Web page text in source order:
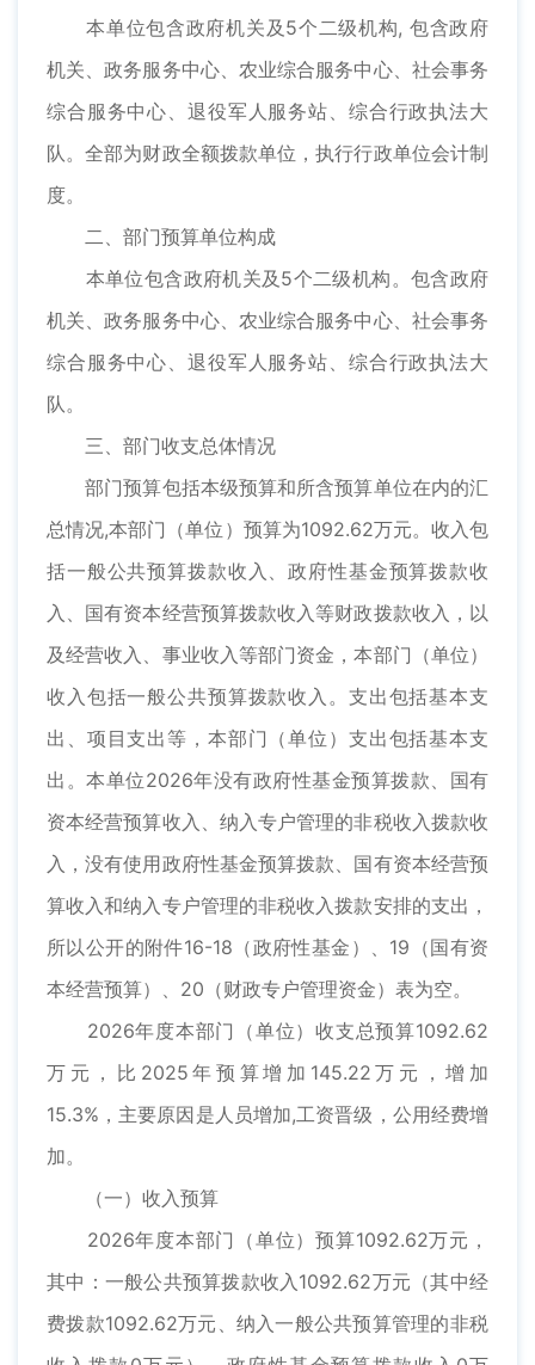
本单位包含政府机关及5个二级机构, 包含政府
机关、政务服务中心、农业综合服务中心、社会事务
综合服务中心、退役军人服务站、综合行政执法大
队。全部为财政全额拨款单位，执行行政单位会计制
度。
二、部门预算单位构成
本单位包含政府机关及5个二级机构。包含政府
机关、政务服务中心、农业综合服务中心、社会事务
综合服务中心、退役军人服务站、综合行政执法大
队。
三、部门收支总体情况
部门预算包括本级预算和所含预算单位在内的汇
总情况,本部门（单位）预算为1092.62万元。收入包
括一般公共预算拨款收入、政府性基金预算拨款收
入、国有资本经营预算拨款收入等财政拨款收入，以
及经营收入、事业收入等部门资金，本部门（单位）
收入包括一般公共预算拨款收入。支出包括基本支
出、项目支出等，本部门（单位）支出包括基本支
出。本单位2026年没有政府性基金预算拨款、国有
资本经营预算收入、纳入专户管理的非税收入拨款收
入，没有使用政府性基金预算拨款、国有资本经营预
算收入和纳入专户管理的非税收入拨款安排的支出，
所以公开的附件16-18（政府性基金）、19（国有资
本经营预算）、20（财政专户管理资金）表为空。
2026年度本部门（单位）收支总预算1092.62
万元，比2025年预算增加145.22万元，增加
15.3%，主要原因是人员增加,工资晋级，公用经费增
加。
（一）收入预算
2026年度本部门（单位）预算1092.62万元，
其中：一般公共预算拨款收入1092.62万元（其中经
费拨款1092.62万元、纳入一般公共预算管理的非税